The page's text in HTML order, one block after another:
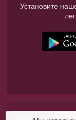
Установите
© 2026